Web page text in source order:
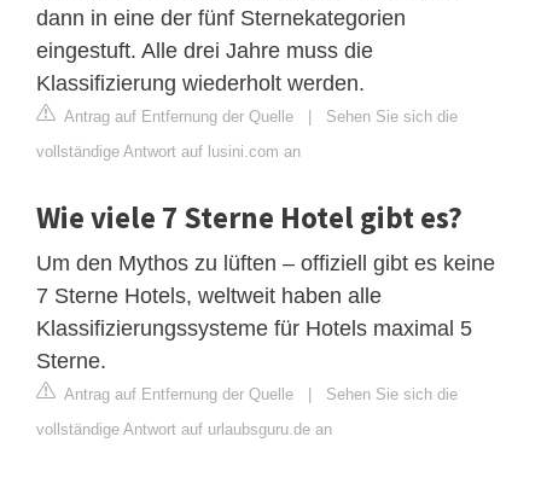
dann in eine der fünf Sternekategorien
eingestuft. Alle drei Jahre muss die
Klassifizierung wiederholt werden.
Antrag auf Entfernung der Quelle
Sehen Sie sich die
vollständige Antwort auf lusini.com an
Wie viele 7 Sterne Hotel gibt es?
Um den Mythos zu lüften – offiziell gibt es keine
7 Sterne Hotels, weltweit haben alle
Klassifizierungssysteme für Hotels maximal 5
Sterne.
Antrag auf Entfernung der Quelle
Sehen Sie sich die
vollständige Antwort auf urlaubsguru.de an